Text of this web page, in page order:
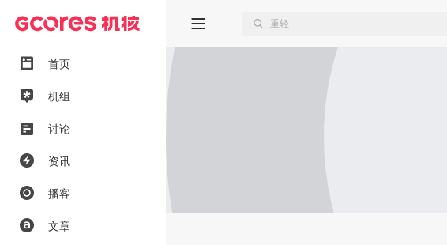
首页
机组
讨论
资讯
播客
文章